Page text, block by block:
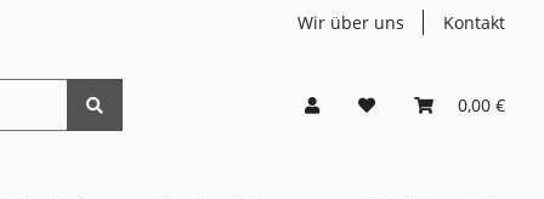
Wir über uns Kontakt
0,00 €